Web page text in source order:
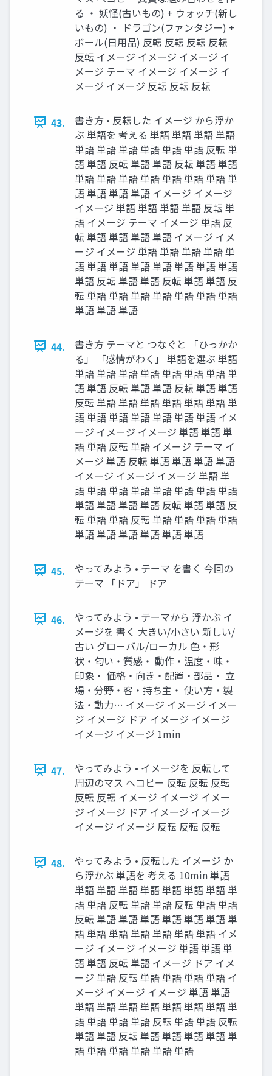
る ・ 妖怪(古いもの) + ウォッチ(新し
いもの) ・ ドラゴン(ファンタジー) +
ボール(日用品) 反転 反転 反転 反転
反転 イメージ イメージ イメージ イ
メージ テーマ イメージ イメージ イ
メージ イメージ 反転 反転 反転
43.
書き方 • 反転した イメージ から浮か
ぶ 単語を 考える 単語 単語 単語 単語
単語 単語 単語 単語 単語 単語 反転 単
語 単語 反転 単語 単語 反転 単語 単語
単語 単語 単語 単語 単語 単語 単語 単
語 単語 単語 単語 イメージ イメージ
イメージ 単語 単語 単語 単語 反転 単
語 イメージ テーマ イメージ 単語 反
転 単語 単語 単語 単語 イメージ イメ
ージ イメージ 単語 単語 単語 単語 単
語 単語 単語 単語 単語 単語 単語 単語
単語 反転 単語 単語 反転 単語 単語 反
転 単語 単語 単語 単語 単語 単語 単語
単語 単語 単語
44.
書き方 テーマと つなぐと 「ひっかか
る」 「感情がわく」 単語を選ぶ 単語
単語 単語 単語 単語 単語 単語 単語 単
語 単語 反転 単語 単語 反転 単語 単語
反転 単語 単語 単語 単語 単語 単語 単
語 単語 単語 単語 単語 単語 単語 イメ
ージ イメージ イメージ 単語 単語 単
語 単語 反転 単語 イメージ テーマ イ
メージ 単語 反転 単語 単語 単語 単語
イメージ イメージ イメージ 単語 単
語 単語 単語 単語 単語 単語 単語 単語
単語 単語 単語 単語 反転 単語 単語 反
転 単語 単語 反転 単語 単語 単語 単語
単語 単語 単語 単語 単語 単語
45.
やってみよう • テーマ を書く 今回の
テーマ 「ドア」 ドア
46.
やってみよう • テーマから 浮かぶ イ
メージを 書く 大きい/小さい 新しい/
古い グローバル/ローカル 色・形
状・匂い・質感・ 動作・温度・味・
印象・ 価格・向き・配置・部品・ 立
場・分野・客・持ち主・ 使い方・製
法・動力… イメージ イメージ イメー
ジ イメージ ドア イメージ イメージ
イメージ イメージ 1min
47.
やってみよう • イメージを 反転して
周辺のマス へコピー 反転 反転 反転
反転 反転 イメージ イメージ イメー
ジ イメージ ドア イメージ イメージ
イメージ イメージ 反転 反転 反転
48.
やってみよう • 反転した イメージ か
ら浮かぶ 単語を 考える 10min 単語
単語 単語 単語 単語 単語 単語 単語 単
語 単語 反転 単語 単語 反転 単語 単語
反転 単語 単語 単語 単語 単語 単語 単
語 単語 単語 単語 単語 単語 単語 イメ
ージ イメージ イメージ 単語 単語 単
語 単語 反転 単語 イメージ ドア イメ
ージ 単語 反転 単語 単語 単語 単語 イ
メージ イメージ イメージ 単語 単語
単語 単語 単語 単語 単語 単語 単語 単
語 単語 単語 単語 反転 単語 単語 反転
単語 単語 反転 単語 単語 単語 単語 単
語 単語 単語 単語 単語 単語